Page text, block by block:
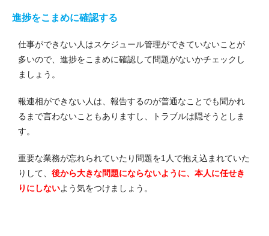
進捗をこまめに確認する
仕事ができない人はスケジュール管理ができていないことが
多いので、進捗をこまめに確認して問題がないかチェックし
ましょう。
報連相ができない人は、報告するのが普通なことでも聞かれ
るまで言わないこともありますし、トラブルは隠そうとしま
す。
重要な業務が忘れられていたり問題を1人で抱え込まれていた
りして、 後から大きな問題にならないように、本人に任せき
りにしないよう気をつけましょう。